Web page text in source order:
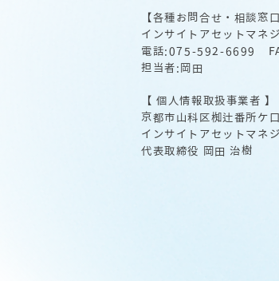
【各種お問合せ・相談窓口
インサイトアセットマネ
電話:075-592-6699
担当者:岡田
【 個人情報取扱事業者 】
京都市山科区椥辻番所ケ
インサイトアセットマネ
代表取締役 岡田 治樹